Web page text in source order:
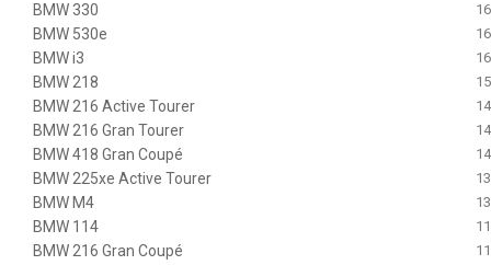
BMW 330 16
BMW 530e 16
BMW i3 16
BMW 218 15
BMW 216 Active Tourer 14
BMW 216 Gran Tourer 14
BMW 418 Gran Coupé 14
BMW 225xe Active Tourer 13
BMW M4 13
BMW 114 11
BMW 216 Gran Coupé 11